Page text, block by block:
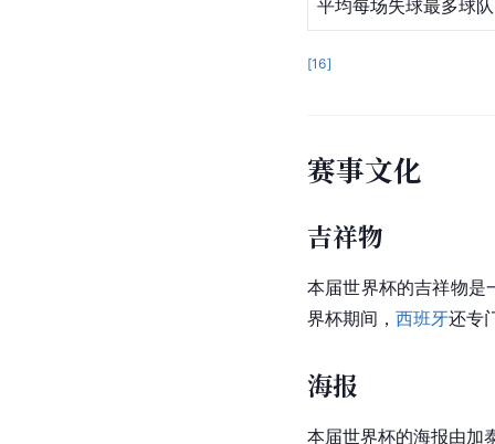
平均每场失球最多球队
[16]
赛事文化
吉祥物
本届世界杯的吉祥物是
界杯期间， 西班牙还专
海报
本届世界杯的海报由加